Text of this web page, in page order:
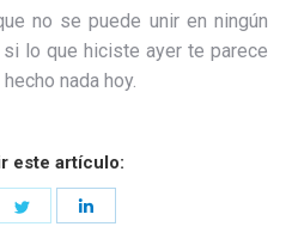
no se puede unir en ningún
lo que hiciste ayer te parece
nada hoy.
este artículo:
Share